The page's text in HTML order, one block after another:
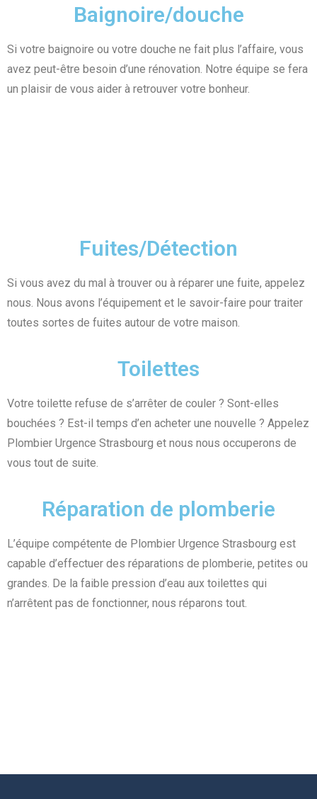
Baignoire/douche
Si votre baignoire ou votre douche ne fait plus l’affaire, vous
avez peut-être besoin d’une rénovation. Notre équipe se fera
un plaisir de vous aider à retrouver votre bonheur.
Fuites/Détection
Si vous avez du mal à trouver ou à réparer une fuite, appelez
nous. Nous avons l’équipement et le savoir-faire pour traiter
toutes sortes de fuites autour de votre maison.
Toilettes
Votre toilette refuse de s’arrêter de couler ? Sont-elles
bouchées ? Est-il temps d’en acheter une nouvelle ? Appelez
Plombier Urgence Strasbourg et nous nous occuperons de
vous tout de suite.
Réparation de plomberie
L’équipe compétente de Plombier Urgence Strasbourg est
capable d’effectuer des réparations de plomberie, petites ou
grandes. De la faible pression d’eau aux toilettes qui
n’arrêtent pas de fonctionner, nous réparons tout.